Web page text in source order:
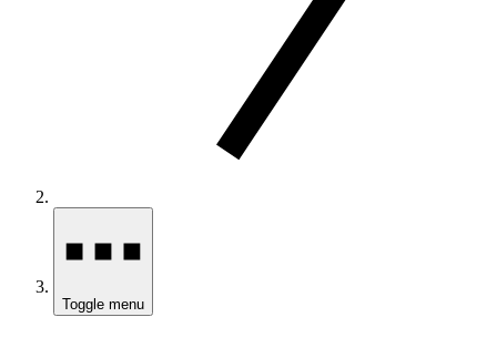
Toggle menu